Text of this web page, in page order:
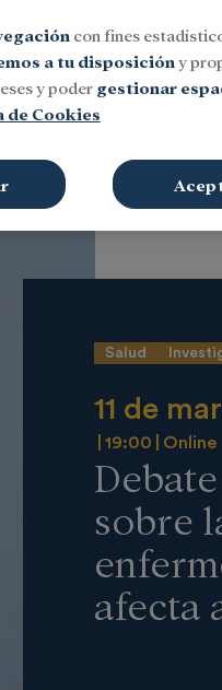
Cultura
Salud
11 de
19:00 Online
sobre
afecta
con fines
a tu disposición y
y poder gestionar
Cookies